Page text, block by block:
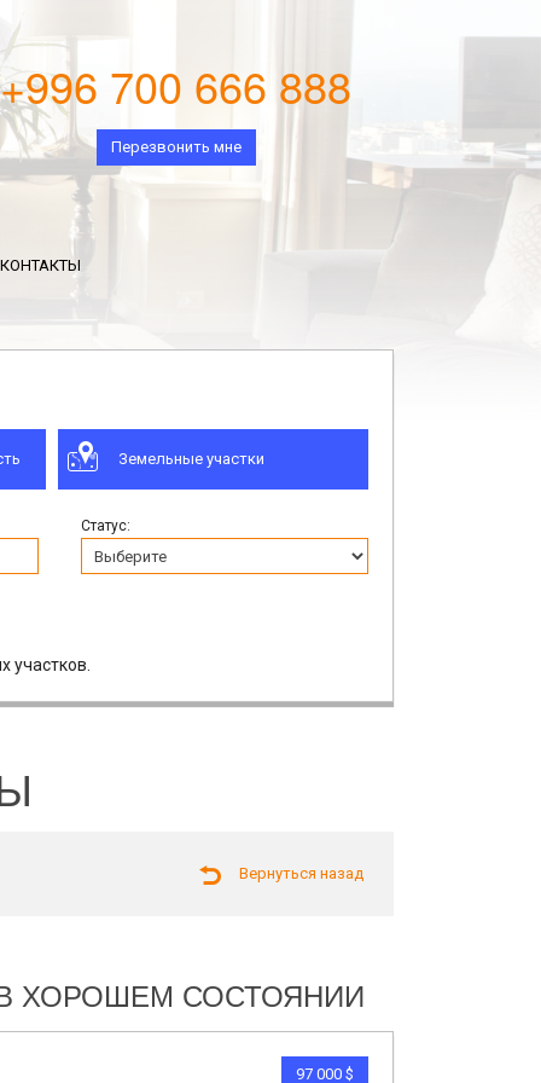
+996 700 666 888
Перезвонить мне
Земельные участки
Статус:
участков.
Вернуться назад
ХОРОШЕМ СОСТОЯНИИ
97 000 $